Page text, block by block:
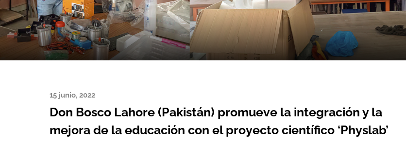
15 junio, 2022
Don Bosco Lahore (Pakistán) promueve la integración y la
mejora de la educación con el proyecto científico ‘Physlab’